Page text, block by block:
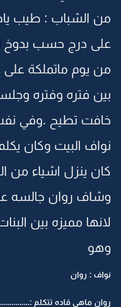
من الشباب : طيب
على درج حسب بدوخ
من يوم ماتملكة على
بين فتره وفتره
خافت تطيح .وفي
نواف البيت وكان
كان ينزل اشياء من
وشاف روان جالسه
لانها مميزه بين
وهو
نواف : روان
روان ماهي قاده تتكلم